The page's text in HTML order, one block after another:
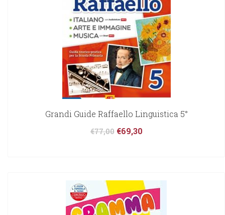
Grandi Guide Raffaello Linguistica 5°
€77,00 €69,30